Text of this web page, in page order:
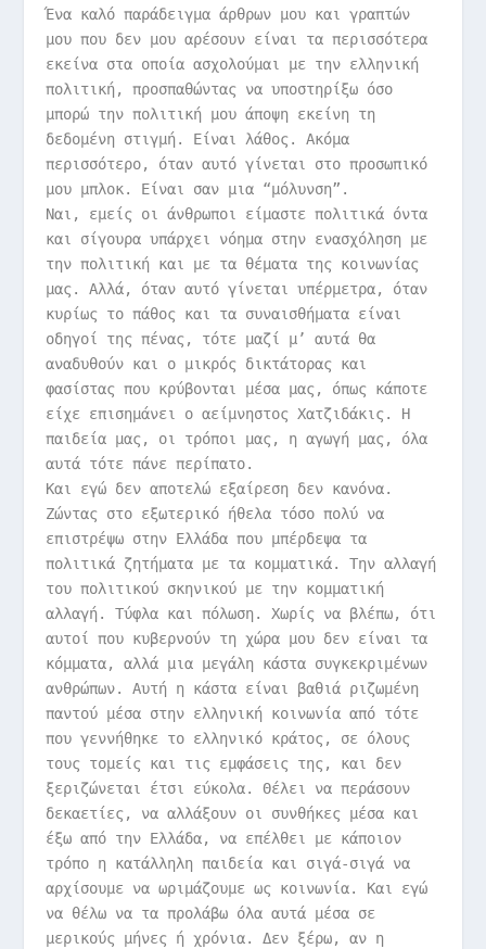
Ένα καλό παράδειγμα άρθρων μου και γραπτών
μου που δεν μου αρέσουν είναι τα περισσότερα
εκείνα στα οποία ασχολούμαι με την ελληνική
πολιτική, προσπαθώντας να υποστηρίξω όσο
μπορώ την πολιτική μου άποψη εκείνη τη
δεδομένη στιγμή. Είναι λάθος. Ακόμα
περισσότερο, όταν αυτό γίνεται στο προσωπικό
μου μπλοκ. Είναι σαν μια “μόλυνση”.
Ναι, εμείς οι άνθρωποι είμαστε πολιτικά όντα
και σίγουρα υπάρχει νόημα στην ενασχόληση με
την πολιτική και με τα θέματα της κοινωνίας
μας. Αλλά, όταν αυτό γίνεται υπέρμετρα, όταν
κυρίως το πάθος και τα συναισθήματα είναι
οδηγοί της πένας, τότε μαζί μ’ αυτά θα
αναδυθούν και ο μικρός δικτάτορας και
φασίστας που κρύβονται μέσα μας, όπως κάποτε
είχε επισημάνει ο αείμνηστος Χατζιδάκις. Η
παιδεία μας, οι τρόποι μας, η αγωγή μας, όλα
αυτά τότε πάνε περίπατο.
Και εγώ δεν αποτελώ εξαίρεση δεν κανόνα.
Ζώντας στο εξωτερικό ήθελα τόσο πολύ να
επιστρέψω στην Ελλάδα που μπέρδεψα τα
πολιτικά ζητήματα με τα κομματικά. Την αλλαγή
του πολιτικού σκηνικού με την κομματική
αλλαγή. Τύφλα και πόλωση. Χωρίς να βλέπω, ότι
αυτοί που κυβερνούν τη χώρα μου δεν είναι τα
κόμματα, αλλά μια μεγάλη κάστα συγκεκριμένων
ανθρώπων. Αυτή η κάστα είναι βαθιά ριζωμένη
παντού μέσα στην ελληνική κοινωνία από τότε
που γεννήθηκε το ελληνικό κράτος, σε όλους
τους τομείς και τις εμφάσεις της, και δεν
ξεριζώνεται έτσι εύκολα. Θέλει να περάσουν
δεκαετίες, να αλλάξουν οι συνθήκες μέσα και
έξω από την Ελλάδα, να επέλθει με κάποιον
τρόπο η κατάλληλη παιδεία και σιγά-σιγά να
αρχίσουμε να ωριμάζουμε ως κοινωνία. Και εγώ
να θέλω να τα προλάβω όλα αυτά μέσα σε
μερικούς μήνες ή χρόνια. Δεν ξέρω, αν η